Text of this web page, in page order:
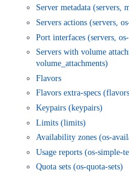
すべてのメニューを
管理機能
モニタリング/監査
すべてのメニューを見
- 初期設定・確認
- ユーザー機能の管理
- APIリファレンス
■ 基本構築ガイド
- IoT
- マルチクラウド利用
- リモートワーク
- ITインフラストラクチャ
- その他
メンテナンス予定
協業パートナー
トレーニング/操作動画
脱炭素化
Server metadata (servers,
Servers actions (servers,
Port interfaces (servers,
Servers with volume
volume_attachments)
Flavors
Flavors extra-specs
Keypairs (keypairs)
Limits (limits)
Availability zones (os-
Usage reports (os-simple-
Quota sets (os-quota-sets)